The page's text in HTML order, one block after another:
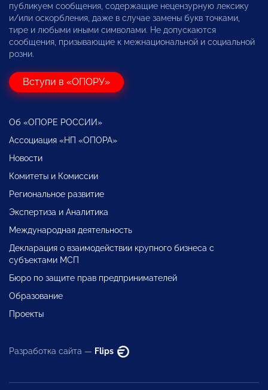
публикуем сообщения, содержащие нецензурную лексику
и/или оскорбления, даже в случае замены букв точками,
тире и любыми иными символами. Не допускаются
сообщения, призывающие к межнациональной и социальной
розни.
Вступи в «ОПОРУ»
Об «ОПОРЕ РОССИИ»
Ассоциация «НП «ОПОРА»
Новости
Комитеты и Комиссии
Региональное развитие
Экспертиза и Аналитика
Международная деятельность
Декларация о взаимодействии крупного бизнеса с
субъектами МСП
Бюро по защите прав предпринимателей
Образование
Проекты
Разработка сайта — Flips